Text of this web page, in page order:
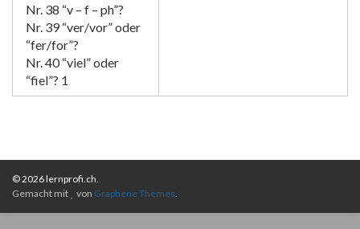
Nr. 38 “v – f – ph”?
Nr. 39 “ver/vor” oder
“fer/for”?
Nr. 40 “viel” oder
“fiel”? 1
© 2026 lernprofi.ch.
Gemacht mit
von Graphene Themes